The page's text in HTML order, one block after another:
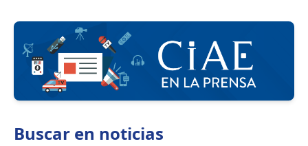
Buscar en noticias